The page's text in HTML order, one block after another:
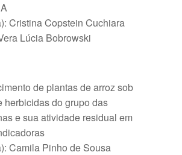
Cristina Copstein Cuchiara
Lúcia Bobrowski
de plantas de arroz sob
herbicidas do grupo das
e sua atividade residual em
Camila Pinho de Sousa